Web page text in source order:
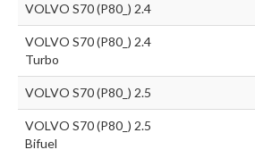
VOLVO S70 (P80_) 2.4
VOLVO S70 (P80_) 2.4
Turbo
VOLVO S70 (P80_) 2.5
VOLVO S70 (P80_) 2.5
Bifuel